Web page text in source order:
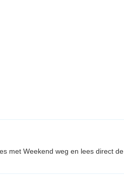
met Weekend weg en lees direct de